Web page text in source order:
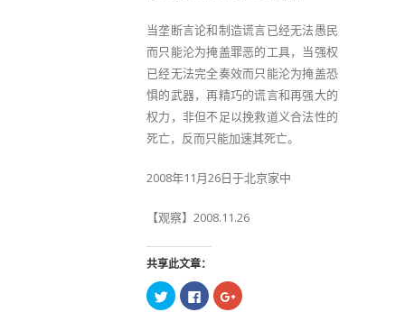
当垄断言论和制造谎言已经无法愚民
而只能沦为掩盖罪恶的工具，当强权
已经无法完全奏效而只能沦为掩盖恐
惧的武器，再精巧的谎言和再强大的
权力，非但不足以挽救道义合法性的
死亡，反而只能加速其死亡。
2008年11月26日于北京家中
【观察】2008.11.26
共享此文章：
点
击
点
击
点
击